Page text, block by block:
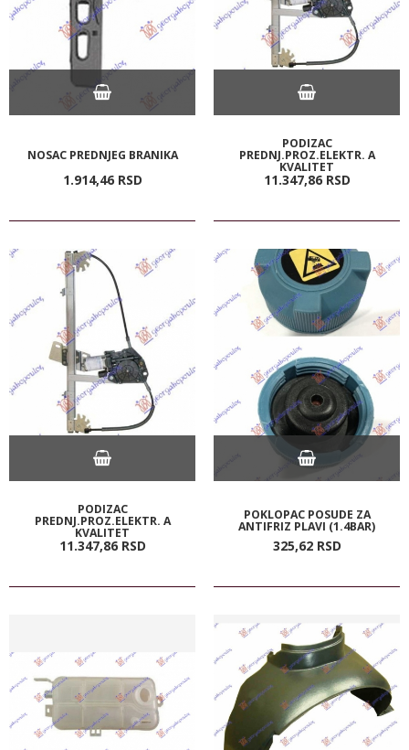
NOSAC PREDNJEG BRANIKA
1.914,46 RSD
PODIZAC
PREDNJ.PROZ.ELEKTR. A
KVALITET
11.347,86 RSD
PODIZAC
PREDNJ.PROZ.ELEKTR. A
KVALITET
11.347,86 RSD
POKLOPAC POSUDE ZA
ANTIFRIZ PLAVI (1.4BAR)
325,62 RSD